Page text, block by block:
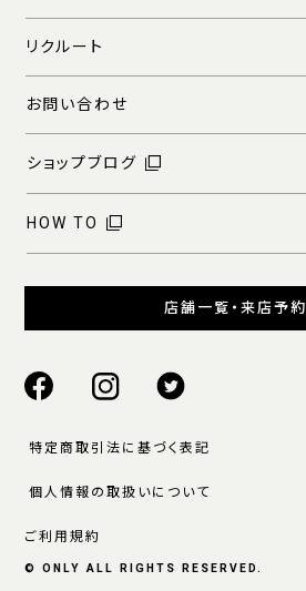
リクルート
お問い合わせ
ショップブログ
HOW TO
店舗一覧・来店予約
特定商取引法に基づく表記
個人情報の取扱いについて
ご利用規約
© ONLY ALL RIGHTS RESERVED.